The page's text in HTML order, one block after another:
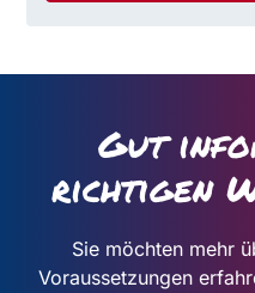
Gut
richtigen
Sie möchten mehr
Voraussetzungen